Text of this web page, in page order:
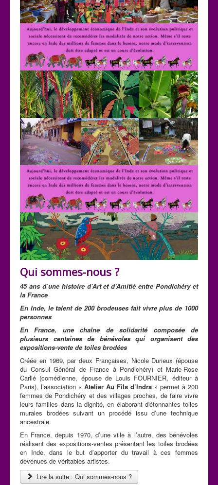
Qui sommes-nous ?
45 ans d’une histoire d’Art et d’Amitié entre Pondichéry et
la France
En Inde, le talent de 200 brodeuses fait vivre plus de 1000
personnes
En France, une chaîne de solidarité composée de
plusieurs centaines de bénévoles qui organisent des
expositions-vente de toiles brodées
Créée en 1969, par deux Françaises, Nicole Durieux (épouse
du Consul Général de France à Pondichéry) et Marie-Rose
Carlié (comédienne, épouse de Louis FOURNIER, éditeur à
Paris), l’association « Atelier Au Fils d’Indra » permet à 200
femmes de Pondichéry et des villages proches, de faire vivre
leurs familles dans la dignité, en élaborant d'étonnantes toiles
murales brodées suivant un procédé issu d’une technique
ancestrale.
En France, depuis 1970, d’une ville à l’autre, des bénévoles
réalisent des expositions-ventes présentant les toiles brodées
en Inde, dans le but d’apporter du travail à ces femmes
devenues de véritables artistes.
Lire la suite : Qui sommes-nous ?